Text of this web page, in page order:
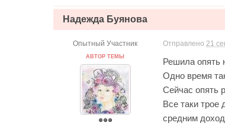
Надежда Буянова
Опытный Участник
АВТОР ТЕМЫ
Отправлено 21
Решила опять
Одно время
Сейчас опять
Все таки трое
средним